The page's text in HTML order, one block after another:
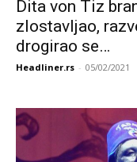
Dita von Tiz
zlostavljao,
drogirao se…
Headliner.rs - 05/02/2021